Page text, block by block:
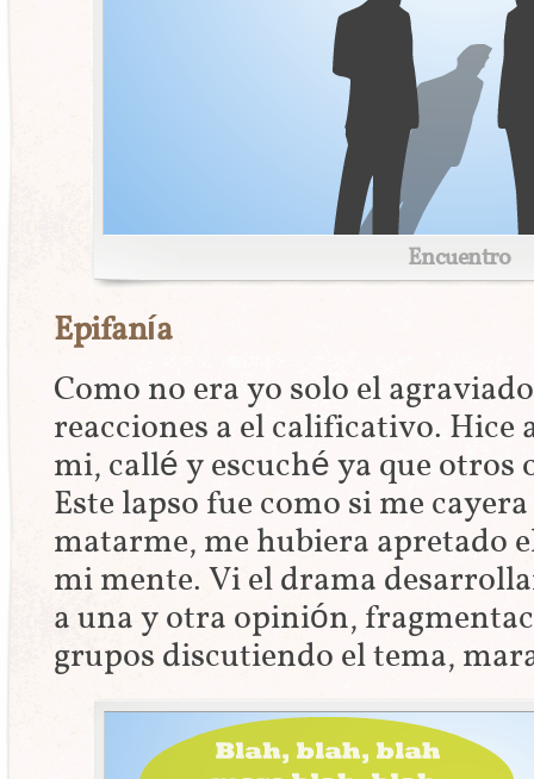
Encuentro
Epifanía
Como no era yo solo el
reacciones a el calificativo. Hice
mi, callé y escuché ya que
Este lapso fue como si me
matarme, me hubiera apretado
mi mente. Vi el drama
a una y otra opinión,
grupos discutiendo el tema,